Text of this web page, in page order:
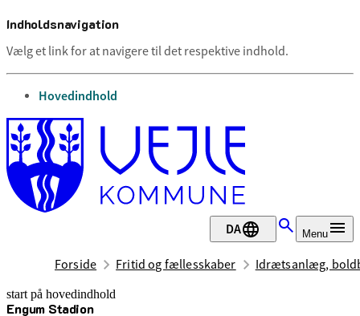
Indholdsnavigation
Vælg et link for at navigere til det respektive indhold.
gå til
Hovedindhold
DA Menu
Forside Fritid og fællesskaber Idrætsanlæg,
start på hovedindhold
Engum Stadion
senest opdateret 17. februar 2026